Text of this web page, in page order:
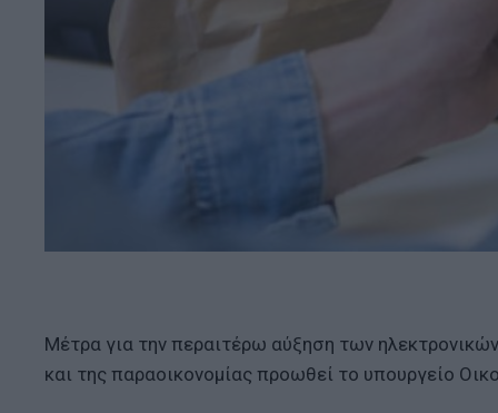
Μέτρα για την περαιτέρω αύξηση των
και της παραοικονομίας προωθεί το υπουργείο